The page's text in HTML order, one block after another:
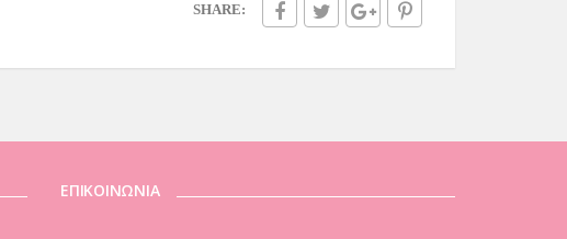
SHARE:
ΕΠΙΚΟΙΝΩΝΙΑ